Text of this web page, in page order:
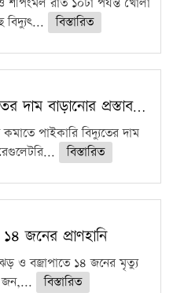
রাত ১০টা পর্যন্ত খোলা
বিদ্যুৎ...
বিস্তারিত
দাম বাড়ানোর প্রস্তাব…
পাইকারি বিদ্যুতের দাম
বিস্তারিত
জনের প্রাণহানি
ঝড় ও বজ্রাপাতে ১৪ জনের মৃত্যু
জন,...
বিস্তারিত